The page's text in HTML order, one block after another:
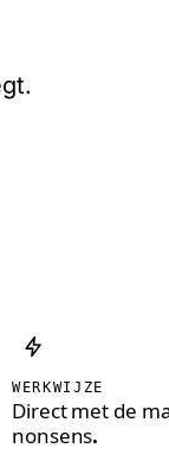
WERKWIJZE
Direct met de
nonsens.